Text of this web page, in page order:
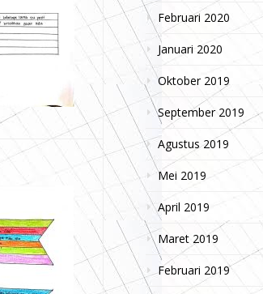
Februari 2020
Januari 2020
Oktober 2019
September 2019
Agustus 2019
Mei 2019
April 2019
Maret 2019
Februari 2019